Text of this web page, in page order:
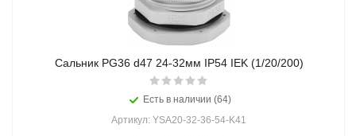
Сальник PG36 d47 24-32мм IP54 IEK (1/20/200)
Есть в наличии (64)
Артикул: YSA20-32-36-54-K41